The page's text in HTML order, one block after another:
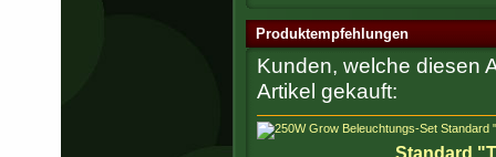
Produktempfehlungen
Kunden, welche diesen
Artikel gekauft:
Standard